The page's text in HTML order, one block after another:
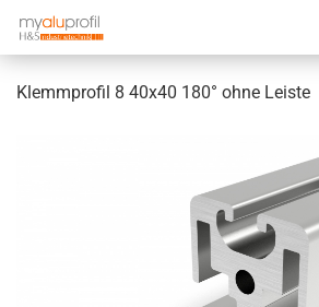
Klemmprofil 8 40x40 180° ohne Leiste